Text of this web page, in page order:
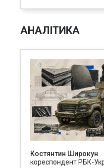
АНАЛІТИКА
Костянтин Широкун
кореспондент РБК-